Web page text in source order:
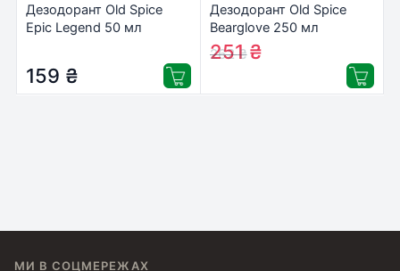
Дезодорант Old Spice
Epic Legend 50 мл
159 ₴
Дезодорант Old Spice
Bearglove 250 мл
(8700216752497)
262₴
251₴
МИ В СОЦМЕРЕЖАХ